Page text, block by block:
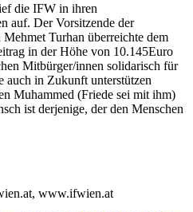
die IFW in ihren
auf. Der Vorsitzende der
Turhan überreichte dem
in der Höhe von 10.145Euro
Mitbürger/innen solidarisch für
auch in Zukunft unterstützen
Muhammed (Friede sei mit ihm)
ist derjenige, der den Menschen
www.ifwien.at